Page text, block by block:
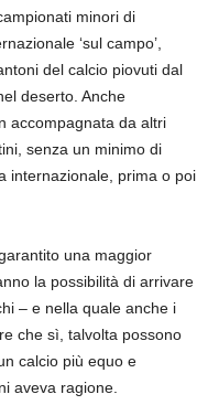
minori di
‘sul campo’,
del calcio piovuti dal
deserto. Anche
accompagnata da altri
senza un minimo di
internazionale, prima o poi
una maggior
la possibilità di arrivare
– e nella quale anche i
che sì, talvolta possono
calcio più equo e
aveva ragione.